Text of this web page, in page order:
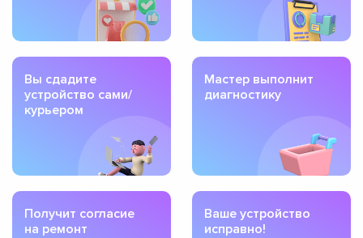
Вы сдадите
устройство сами/
курьером
Мастер выполнит
диагностику
Получит согласие
на ремонт
Ваше устройство
исправно!